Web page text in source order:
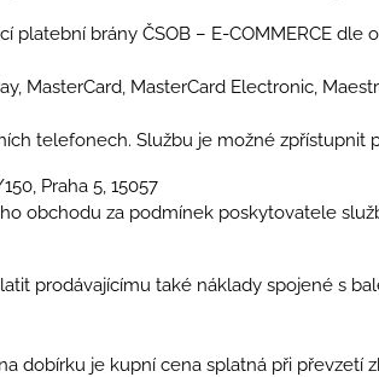
platební brány ČSOB – E-COMMERCE
MasterCard, MasterCard Electronic,
telefonech. Službu je možné zpřístupnit
Praha 5, 15057
obchodu za podmínek poskytovatele
prodávajícímu také náklady spojené s
dobírku je kupní cena splatná při